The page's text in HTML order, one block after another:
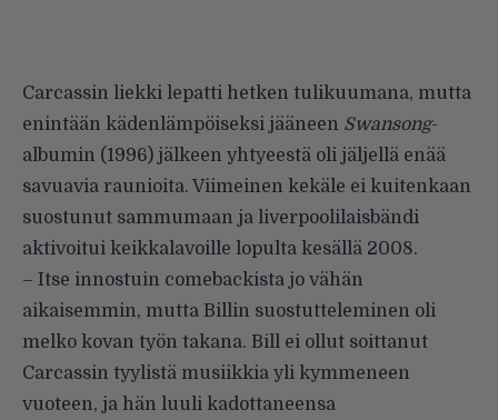
Carcassin liekki lepatti hetken tulikuumana, mutta
enintään kädenlämpöiseksi jääneen Swansong-
albumin (1996) jälkeen yhtyeestä oli jäljellä enää
savuavia raunioita. Viimeinen kekäle ei kuitenkaan
suostunut sammumaan ja liverpoolilaisbändi
aktivoitui keikkalavoille lopulta kesällä 2008.
– Itse innostuin comebackista jo vähän
aikaisemmin, mutta Billin suostutteleminen oli
melko kovan työn takana. Bill ei ollut soittanut
Carcassin tyylistä musiikkia yli kymmeneen
vuoteen, ja hän luuli kadottaneensa